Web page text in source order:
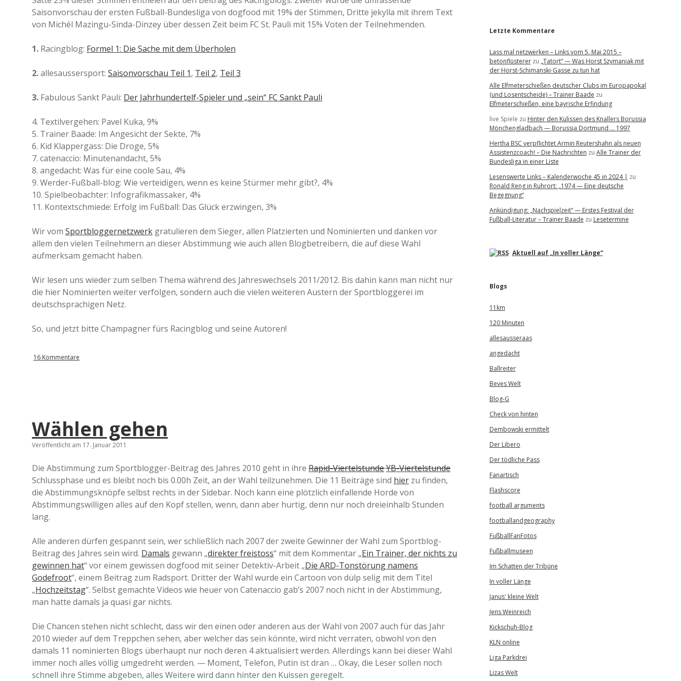
a
d
Saisonvorschau der ersten Fußball-Bundesliga von dogfood mit 19% der Stimmen, Dritte jekylla mit ihrem Text
von Michél Mazingu-Sinda-Dinzey über dessen Zeit beim FC St. Pauli mit 15% Voten der Teilnehmenden.
1. Racingblog: Formel 1: Die Sache mit dem Überholen
2.allesaussersport: Saisonvorschau Teil 1, Teil 2, Teil 3
3. Fabulous Sankt Pauli: Der Jahrhundertelf-Spieler und „sein“ FC Sankt Pauli
4. Textilvergehen: Pavel Kuka, 9%
5. Trainer Baade: Im Angesicht der Sekte, 7%
6. Kid Klappergass: Die Droge, 5%
7. catenaccio: Minutenandacht, 5%
8. angedacht: Was für eine coole Sau, 4%
9. Werder-Fußball-blog: Wie verteidigen, wenn es keine Stürmer mehr gibt?, 4%
10. Spielbeobachter: Infografikmassaker, 4%
11. Kontextschmiede: Erfolg im Fußball: Das Glück erzwingen, 3%
Wir vom Sportbloggernetzwerk gratulieren dem Sieger, allen Platzierten und Nominierten und danken vor
allem den vielen Teilnehmern an dieser Abstimmung wie auch allen Blogbetreibern, die auf diese Wahl
aufmerksam gemacht haben.
Wir lesen uns wieder zum selben Thema während des Jahreswechsels 2011/2012. Bis dahin kann man nicht nur
die hier Nominierten weiter verfolgen, sondern auch die vielen weiteren Austern der Sportbloggerei im
deutschsprachigen Netz.
So, und jetzt bitte Champagner fürs Racingblog und seine Autoren!
16 Kommentare
Wählen gehen
Veröffentlicht am 17. Januar 2011
Die Abstimmung zum Sportblogger-Beitrag des Jahres 2010 geht in ihre Rapid-ViertelstundeYB-Viertelstunde
Schlussphase und es bleibt noch bis 0.00h Zeit, an der Wahl teilzunehmen. Die 11 Beiträge sind hier zu finden,
die Abstimmungsknöpfe selbst rechts in der Sidebar. Noch kann eine plötzlich einfallende Horde von
Abstimmungswilligen alles auf den Kopf stellen, wenn, dann aber hurtig, denn nur noch dreieinhalb Stunden
lang.
Alle anderen dürfen gespannt sein, wer schließlich nach 2007 der zweite Gewinner der Wahl zum Sportblog-
Beitrag des Jahres sein wird. Damals gewann „direkter freistoss“ mit dem Kommentar „Ein Trainer, der nichts zu
gewinnen hat“ vor einem gewissen dogfood mit seiner Detektiv-Arbeit „Die ARD-Tonstörung namens
Godefroot“, einem Beitrag zum Radsport. Dritter der Wahl wurde ein Cartoon von dülp selig mit dem Titel
„Hochzeitstag“. Selbst gemachte Videos wie heuer von Catenaccio gab’s 2007 noch nicht in der Abstimmung,
man hatte damals ja quasi gar nichts.
Die Chancen stehen nicht schlecht, dass wir den einen oder anderen aus der Wahl von 2007 auch für das Jahr
2010 wieder auf dem Treppchen sehen, aber welcher das sein könnte, wird nicht verraten, obwohl von den
damals 11 nominierten Blogs überhaupt nur noch deren 4 aktualisiert werden. Allerdings kann bei dieser Wahl
immer noch alles völlig umgedreht werden. — Moment, Telefon, Putin ist dran … Okay, die Leser sollen noch
schnell ihre Stimme abgeben, alles Weitere wird dann hinter den Kuissen geregelt.
Letzte Kommentare
Lass mal netzwerken – Links vom 5. Mai 2015 –
betonflüstererzu „Tatort“ — Was Horst Szymaniak mit
der Horst-Schimanski-Gasse zu tun hat
Alle Elfmeterschießen deutscher Clubs im Europapokal
(und Losentscheide) – Trainer Baade zu
Elfmeterschießen, eine bayrische Erfindung
live Spiele zu Hinter den Kulissen des Knallers Borussia
Mönchengladbach — Borussia Dortmund … 1997
Hertha BSC verpflichtet Armin Reutershahn als neuen
Assistenzcoach! – Die Nachrichten zu Alle Trainer der
Bundesliga in einer Liste
Lesenswerte Links – Kalenderwoche 45 in 2024 | zu
Ronald Reng in Ruhrort: „1974 — Eine deutsche
Begegnung“
Ankündigung: „Nachspielzeit“ — Erstes Festival der
Fußball-Literatur – Trainer Baade zu Lesetermine
Aktuell auf „In voller Länge“
Blogs
11km
120 Minuten
allesausseraas
angedacht
Ballreiter
Beves Welt
Blog-G
Check von hinten
Dembowski ermittelt
Der Libero
Der tödliche Pass
Fanartisch
Flashscore
football arguments
footballandgeography
FußballFanFotos
Fußballmuseen
Im Schatten der Tribüne
In voller Länge
Janus' kleine Welt
Jens Weinreich
Kickschuh-Blog
KLN online
Liga Parkdrei
Lizas Welt